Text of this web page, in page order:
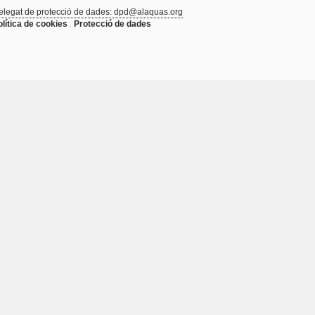
de protecció de dades: dpd@alaquas.org
de cookies . Protecció de dades